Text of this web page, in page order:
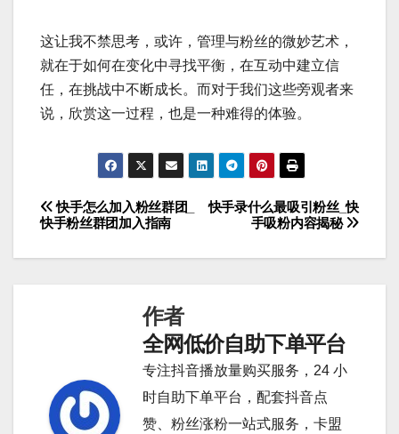
这让我不禁思考，或许，管理与粉丝的微妙艺术，
就在于如何在变化中寻找平衡，在互动中建立信
任，在挑战中不断成长。而对于我们这些旁观者来
说，欣赏这一过程，也是一种难得的体验。
文
章
快手录什么最吸引粉丝_快
手吸粉内容揭秘
快手怎么加入粉丝群团_
快手粉丝群团加入指南
作者
全网低价自助下单平台
专注抖音播放量购买服务，24 小
时自助下单平台，配套抖音点
赞、粉丝涨粉一站式服务，卡盟